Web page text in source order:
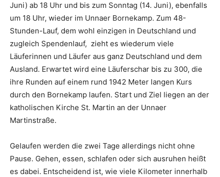
Juni) ab 18 Uhr und bis zum Sonntag (14. Juni), ebenfalls
um 18 Uhr, wieder im Unnaer Bornekamp. Zum 48-
Stunden-Lauf, dem wohl einzigen in Deutschland und
zugleich Spendenlauf, zieht es wiederum viele
Läuferinnen und Läufer aus ganz Deutschland und dem
Ausland. Erwartet wird eine Läuferschar bis zu 300, die
ihre Runden auf einem rund 1942 Meter langen Kurs
durch den Bornekamp laufen. Start und Ziel liegen an der
katholischen Kirche St. Martin an der Unnaer
Martinstraße.
Gelaufen werden die zwei Tage allerdings nicht ohne
Pause. Gehen, essen, schlafen oder sich ausruhen heißt
es dabei. Entscheidend ist, wie viele Kilometer innerhalb